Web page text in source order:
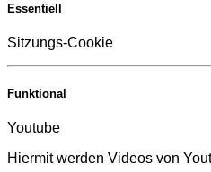
Essentiell
Sitzungs-Cookie
Funktional
Youtube
Hiermit werden Videos von